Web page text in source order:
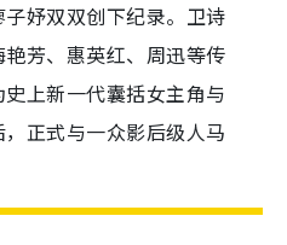
妤双双创下纪录。卫诗
芳、惠英红、周迅等传
上新一代囊括女主角与
正式与一众影后级人马